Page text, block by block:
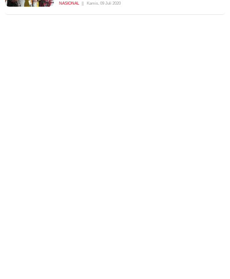
NASIONAL Kamis, 09 Juli 2020